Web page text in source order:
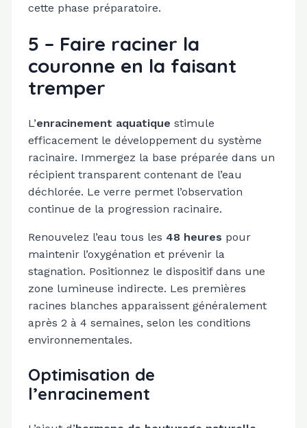
cette phase préparatoire.
5 – Faire raciner la
couronne en la faisant
tremper
L’enracinement aquatique stimule
efficacement le développement du système
racinaire. Immergez la base préparée dans un
récipient transparent contenant de l’eau
déchlorée. Le verre permet l’observation
continue de la progression racinaire.
Renouvelez l’eau tous les 48 heures pour
maintenir l’oxygénation et prévenir la
stagnation. Positionnez le dispositif dans une
zone lumineuse indirecte. Les premières
racines blanches apparaissent généralement
après 2 à 4 semaines, selon les conditions
environnementales.
Optimisation de
l’enracinement